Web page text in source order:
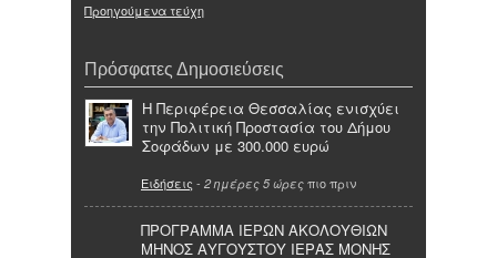
Προηγούμενα τεύχη
Πρόσφατες Δημοσιεύσεις
Η Περιφέρεια Θεσσαλίας ενισχύει
την Πολιτική Προστασία του Δήμου
Σοφάδων με 300.000 ευρώ
Ειδήσεις - 2 ημέρες 5 ώρες πιο πριν
ΠΡΟΓΡΑΜΜΑ ΙΕΡΩΝ ΑΚΟΛΟΥΘΙΩΝ
ΜΗΝΟΣ ΑΥΓΟΥΣΤΟΥ ΙΕΡΑΣ ΜΟΝΗΣ